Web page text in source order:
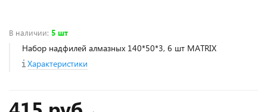
В наличии: 5 шт
Набор надфилей алмазных 140*50*3, 6 шт MATRIX
Характеристики